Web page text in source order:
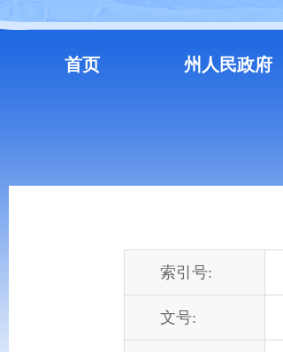
首页 州人民政府
索引号:
文号: